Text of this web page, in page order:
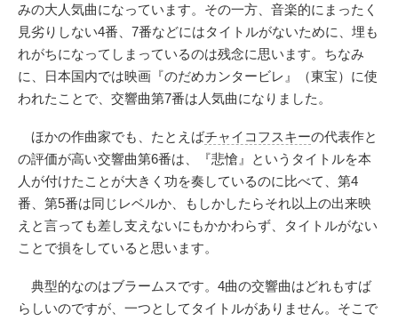
みの大人気曲になっています。その一方、音楽的にまったく
見劣りしない4番、7番などにはタイトルがないために、埋も
れがちになってしまっているのは残念に思います。ちなみ
に、日本国内では映画『のだめカンタービレ』（東宝）に使
われたことで、交響曲第7番は人気曲になりました。
ほかの作曲家でも、たとえばチャイコフスキーの代表作と
の評価が高い交響曲第6番は、『悲愴』というタイトルを本
人が付けたことが大きく功を奏しているのに比べて、第4
番、第5番は同じレベルか、もしかしたらそれ以上の出来映
えと言っても差し支えないにもかかわらず、タイトルがない
ことで損をしていると思います。
典型的なのはブラームスです。4曲の交響曲はどれもすば
らしいのですが、一つとしてタイトルがありません。そこで